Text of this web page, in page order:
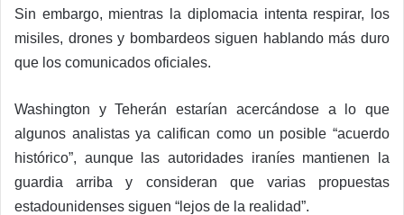
Sin embargo, mientras la diplomacia intenta respirar, los
misiles, drones y bombardeos siguen hablando más duro
que los comunicados oficiales.
Washington y Teherán estarían acercándose a lo que
algunos analistas ya califican como un posible “acuerdo
histórico”, aunque las autoridades iraníes mantienen la
guardia arriba y consideran que varias propuestas
estadounidenses siguen “lejos de la realidad”.